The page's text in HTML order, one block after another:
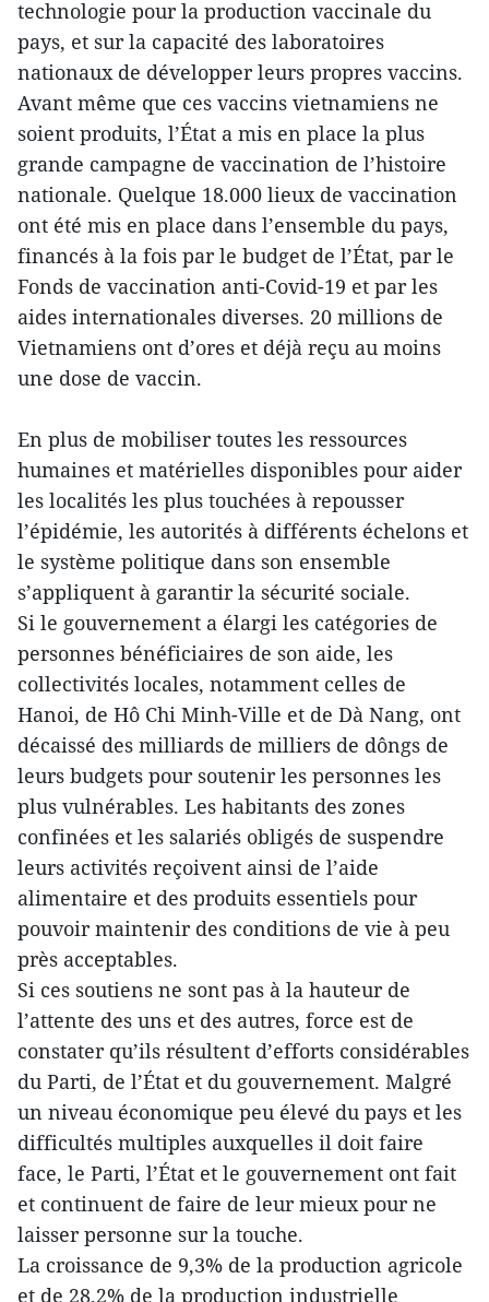
technologie pour la production vaccinale du
pays, et sur la capacité des laboratoires
nationaux de développer leurs propres vaccins.
Avant même que ces vaccins vietnamiens ne
soient produits, l’État a mis en place la plus
grande campagne de vaccination de l’histoire
nationale. Quelque 18.000 lieux de vaccination
ont été mis en place dans l’ensemble du pays,
financés à la fois par le budget de l’État, par le
Fonds de vaccination anti-Covid-19 et par les
aides internationales diverses. 20 millions de
Vietnamiens ont d’ores et déjà reçu au moins
une dose de vaccin.
En plus de mobiliser toutes les ressources
humaines et matérielles disponibles pour aider
les localités les plus touchées à repousser
l’épidémie, les autorités à différents échelons et
le système politique dans son ensemble
s’appliquent à garantir la sécurité sociale.
Si le gouvernement a élargi les catégories de
personnes bénéficiaires de son aide, les
collectivités locales, notamment celles de
Hanoi, de Hô Chi Minh-Ville et de Dà Nang, ont
décaissé des milliards de milliers de dôngs de
leurs budgets pour soutenir les personnes les
plus vulnérables. Les habitants des zones
confinées et les salariés obligés de suspendre
leurs activités reçoivent ainsi de l’aide
alimentaire et des produits essentiels pour
pouvoir maintenir des conditions de vie à peu
près acceptables.
Si ces soutiens ne sont pas à la hauteur de
l’attente des uns et des autres, force est de
constater qu’ils résultent d’efforts considérables
du Parti, de l’État et du gouvernement. Malgré
un niveau économique peu élevé du pays et les
difficultés multiples auxquelles il doit faire
face, le Parti, l’État et le gouvernement ont fait
et continuent de faire de leur mieux pour ne
laisser personne sur la touche.
La croissance de 9,3% de la production agricole
et de 28,2% de la production industrielle